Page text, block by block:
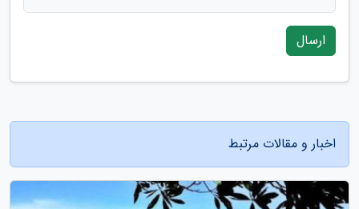
ارسال
اخبار و مقالات مرتبط